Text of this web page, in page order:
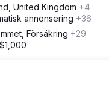
United Kingdom +4
annonsering +36
Försäkring +29